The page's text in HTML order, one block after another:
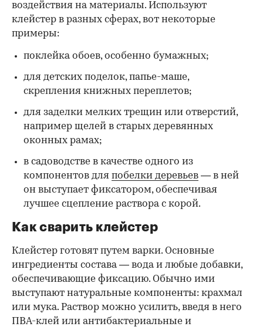
00:00 / 00:00
воздействия на материалы. Используют
клейстер в разных сферах, вот некоторые
примеры:
поклейка обоев, особенно бумажных;
для детских поделок, папье-маше,
скрепления книжных переплетов;
для заделки мелких трещин или отверстий,
например щелей в старых деревянных
оконных рамах;
в садоводстве в качестве одного из
компонентов для побелки деревьев — в ней
он выступает фиксатором, обеспечивая
лучшее сцепление раствора с корой.
Как сварить клейстер
Клейстер готовят путем варки. Основные
ингредиенты состава — вода и любые добавки,
обеспечивающие фиксацию. Обычно ими
выступают натуральные компоненты: крахмал
или мука. Раствор можно усилить, введя в него
ПВА-клей или антибактериальные и